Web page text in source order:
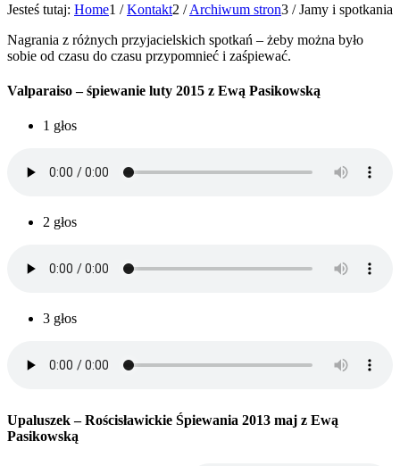
Jesteś tutaj: Home1 / Kontakt2 / Archiwum stron3 / Jamy i spotkania
Nagrania z różnych przyjacielskich spotkań – żeby można było
sobie od czasu do czasu przypomnieć i zaśpiewać.
Valparaiso – śpiewanie luty 2015 z Ewą Pasikowską
1 głos
2 głos
3 głos
Upaluszek – Rościsławickie Śpiewania 2013 maj z Ewą
Pasikowską